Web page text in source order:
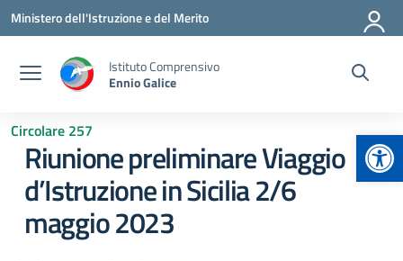
Vai ai contenuti
Vai al menu di navigazione
Vai al footer
Ministero dell'Istruzione e del Merito
Istituto Comprensivo
Ennio Galice
Circolare 257
Riunione preliminare Viaggio
d’Istruzione in Sicilia 2/6
maggio 2023